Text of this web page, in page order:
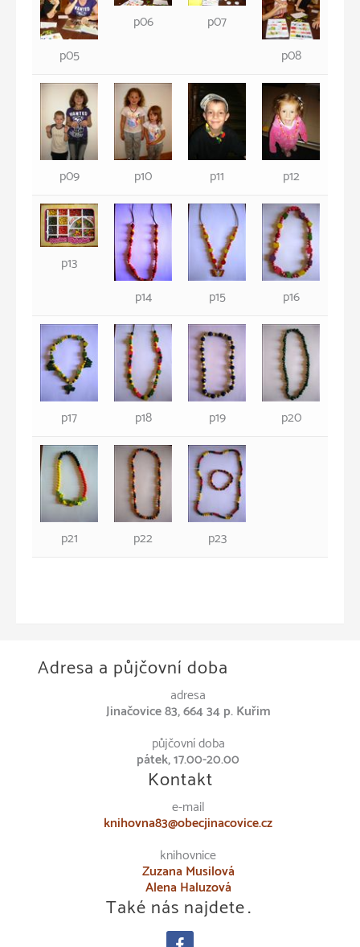
p05
p06
p07
p08
p09 p10 p11 p12
p13
p14
p15 p16
p17 p18 p19 p20
p21 p22 p23
Adresa a půjčovní doba
adresa
Jinačovice 83, 664 34 p. Kuřim
půjčovní doba
pátek, 17.00-20.00
Kontakt
e-mail
knihovna83@obecjinacovice.cz
knihovnice
Zuzana Musilová
Alena Haluzová
Také nás najdete…
facebook